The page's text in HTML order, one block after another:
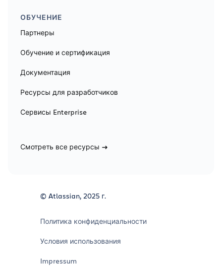
ОБУЧЕНИЕ
Партнеры
Обучение и сертификация
Документация
Ресурсы для разработчиков
Сервисы Enterprise
Смотреть все ресурсы
© Atlassian, 2025 г.
Политика конфиденциальности
Условия использования
Impressum